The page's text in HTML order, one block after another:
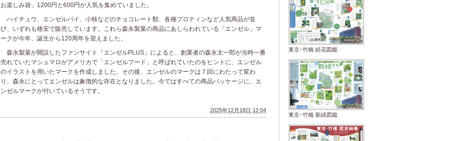
お楽しみ袋」1200円と600円が人気を集めていました。
ハイチュウ、エンゼルパイ、小枝などのチョコレート類、各種プロティンなど人気商品が並
び、いずれも格安で販売しています。これら森永製菓の商品にあしらわれている「エンゼル」マ
ークが今年、誕生から120周年を迎えました。
森永製菓が開設したファンサイト「エンゼルPLUS」によると、創業者の森永太一郎が当時一番
売れていたマシュマロがアメリカで「エンゼルフード」と呼ばれていたのをヒントに、エンゼル
のイラストを用いたマークを作成しました。その後、エンゼルのマークは７回にわたって変わ
り、森永にとってエンゼルは象徴的な存在となりました。今ではすべての商品パッケージに、エ
ンゼルマークが付いているそうです。
2025年12月18日 12:04
東京･竹橋 続花図鑑
東京･竹橋 新緑図鑑